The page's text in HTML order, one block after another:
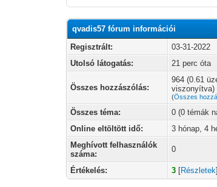
qvadis57 fórum információi
Regisztrált:
03-31-2022
Utolsó látogatás:
21 perc óta
Összes hozzászólás:
964 (0.61
viszonyítva)
(Összes
Összes téma:
0 (0 témák
Online eltöltött idő:
3 hónap, 4
Meghívott felhasználók
száma:
0
Értékelés: 3 [Részletek]